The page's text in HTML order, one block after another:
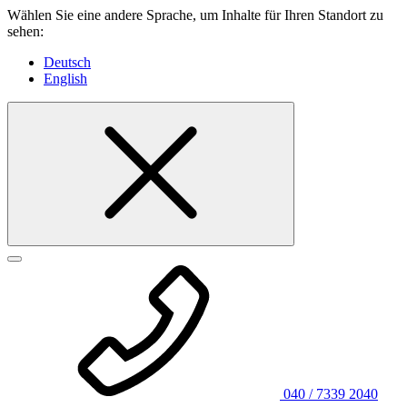
Wählen Sie eine andere Sprache, um Inhalte für Ihren Standort zu
sehen:
Deutsch
English
040 / 7339 2040